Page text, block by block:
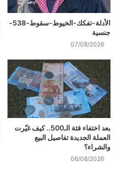
الأدلة-تفكك-الخيوط-سقوط-538-
جنسية
07/08/2026
بعد اختفاء فئة الـ500.. كيف غيّرت
العملة الجديدة تفاصيل البيع
والشراء؟
06/08/2026